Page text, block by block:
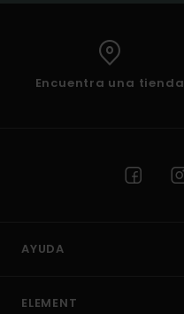
Encuentra una tienda
AYUDA
ELEMENT